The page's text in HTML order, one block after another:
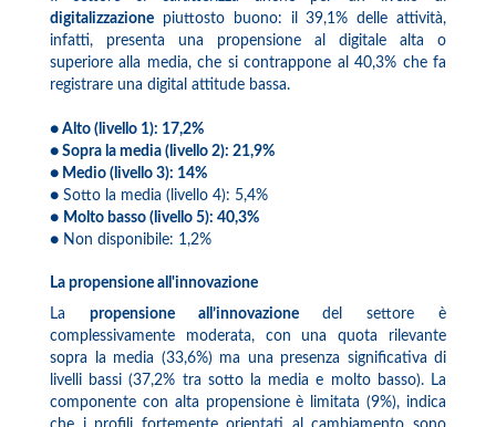
digitalizzazione piuttosto buono: il 39,1% delle attività,
infatti, presenta una propensione al digitale alta o
superiore alla media, che si contrappone al 40,3% che fa
registrare una digital attitude bassa.
● Alto (livello 1): 17,2%
● Sopra la media (livello 2): 21,9%
● Medio (livello 3): 14%
● Sotto la media (livello 4): 5,4%
● Molto basso (livello 5): 40,3%
● Non disponibile: 1,2%
La propensione all'innovazione
La propensione all’innovazionedel settore è
complessivamente moderata, con una quota rilevante
sopra la media (33,6%) ma una presenza significativa di
livelli bassi (37,2% tra sotto la media e molto basso). La
componente con alta propensione è limitata (9%), indica